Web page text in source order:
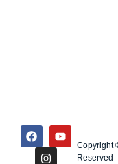
Copyright
Reserved